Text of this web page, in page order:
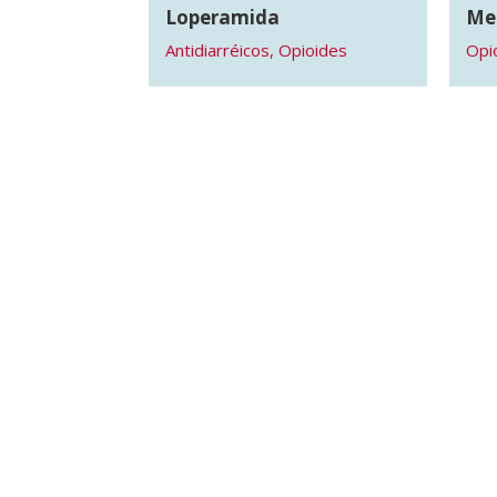
Loperamida
Antidiarréicos,Opioides